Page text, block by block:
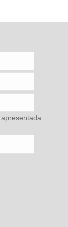
apresentada